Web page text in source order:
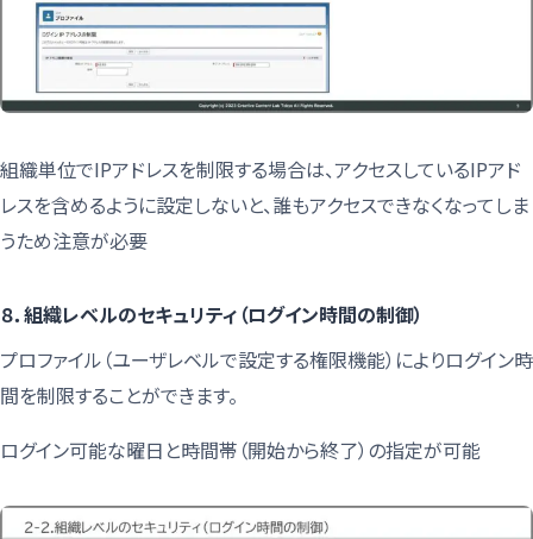
組織単位でIPアドレスを制限する場合は、アクセスしているIPアド
レスを含めるように設定しないと、誰もアクセスできなくなってしま
うため注意が必要
８．組織レベルのセキュリティ（ログイン時間の制御）
プロファイル（ユーザレベルで設定する権限機能）によりログイン時
間を制限することができます。
ログイン可能な曜日と時間帯（開始から終了）の指定が可能